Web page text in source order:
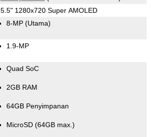
5.5" 1280x720 Super AMOLED
8-MP (Utama)
1.9-MP
Quad SoC
2GB RAM
64GB Penyimpanan
MicroSD (64GB max.)